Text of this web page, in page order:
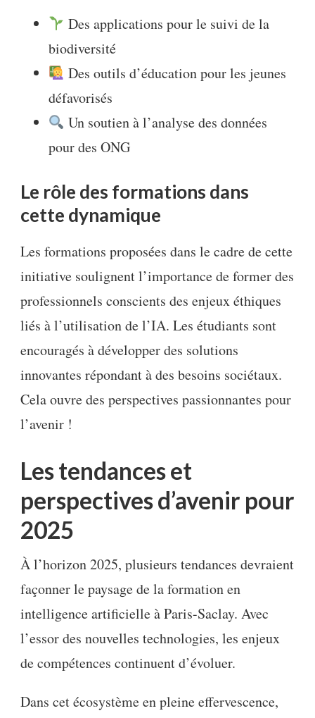
Des applications pour le suivi de la
biodiversité
Des outils d’éducation pour les jeunes
défavorisés
Un soutien à l’analyse des données
pour des ONG
Le rôle des formations dans
cette dynamique
Les formations proposées dans le cadre de cette
initiative soulignent l’importance de former des
professionnels conscients des enjeux éthiques
liés à l’utilisation de l’IA. Les étudiants sont
encouragés à développer des solutions
innovantes répondant à des besoins sociétaux.
Cela ouvre des perspectives passionnantes pour
l’avenir !
Les tendances et
perspectives d’avenir pour
2025
À l’horizon 2025, plusieurs tendances devraient
façonner le paysage de la formation en
intelligence artificielle à Paris-Saclay. Avec
l’essor des nouvelles technologies, les enjeux
de compétences continuent d’évoluer.
Dans cet écosystème en pleine effervescence,